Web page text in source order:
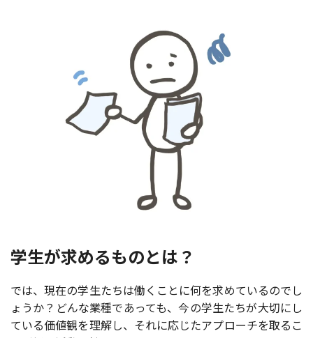
学生が求めるものとは？
では、現在の学生たちは働くことに何を求めているのでし
ょうか？どんな業種であっても、今の学生たちが大切にし
ている価値観を理解し、それに応じたアプローチを取るこ